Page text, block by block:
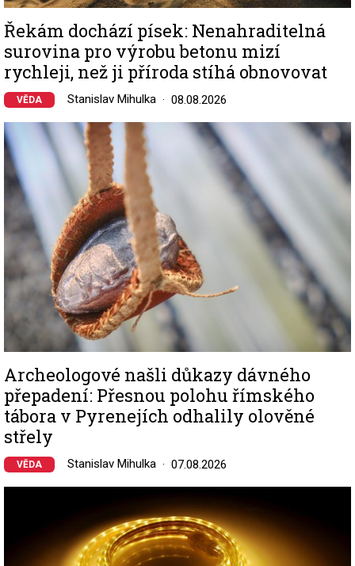
Řekám dochází písek: Nenahraditelná
surovina pro výrobu betonu mizí
rychleji, než ji příroda stíhá obnovovat
VĚDA Stanislav Mihulka 08.08.2026
Image
Archeologové našli důkazy dávného
přepadení: Přesnou polohu římského
tábora v Pyrenejích odhalily olověné
střely
VĚDA Stanislav Mihulka 07.08.2026